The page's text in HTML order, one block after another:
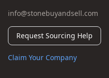
info@stonebuyandsell.com
Request Sourcing Help
Claim Your Company